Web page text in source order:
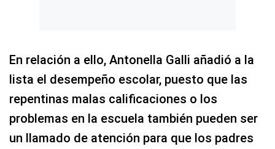
En relación a ello, Antonella Galli añadió a la
lista el desempeño escolar, puesto que las
repentinas malas calificaciones o los
problemas en la escuela también pueden ser
un llamado de atención para que los padres